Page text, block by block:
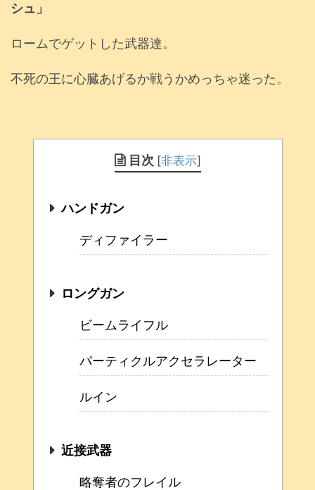
シュ」
ロームでゲットした武器達。
不死の王に心臓あげるか戦うかめっちゃ迷った。
目次 [非表示]
ハンドガン
ディファイラー
ロングガン
ビームライフル
パーティクルアクセラレーター
ルイン
近接武器
略奪者のフレイル